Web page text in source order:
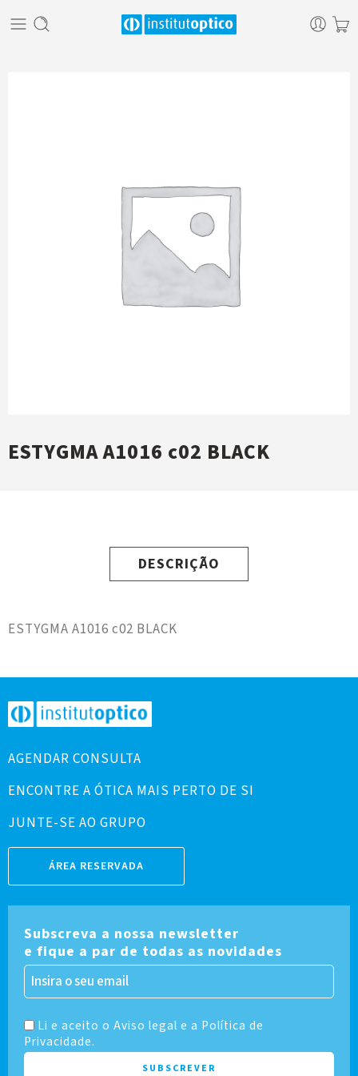
ESTYGMA A1016 c02 BLACK
DESCRIÇÃO
ESTYGMA A1016 c02 BLACK
AGENDAR CONSULTA
ENCONTRE A ÓTICA MAIS PERTO DE SI
JUNTE-SE AO GRUPO
ÁREA RESERVADA
Subscreva a nossa newsletter
e fique a par de todas as novidades
Li e aceito o Aviso legal e a Política de
Privacidade.